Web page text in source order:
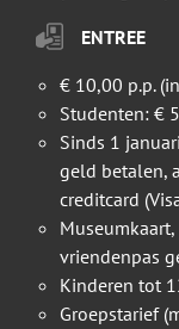
ENTREE
€ 10,00 p.p.
Studenten: €
Sinds 1
geld betalen,
creditcard
vriendenpas
Kinderen tot
Groepstarief